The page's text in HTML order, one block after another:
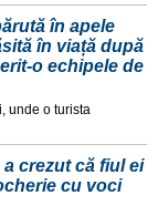
în apele
în viață după
o echipele de
unde o turista
crezut că fiul ei
cu voci